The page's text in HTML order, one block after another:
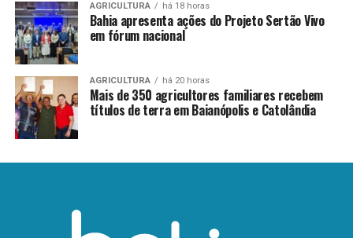
AGRICULTURA há 18 horas
Bahia apresenta ações do Projeto Sertão Vivo
em fórum nacional
AGRICULTURA há 20 horas
Mais de 350 agricultores familiares recebem
títulos de terra em Baianópolis e Catolândia